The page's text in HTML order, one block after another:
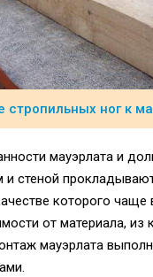
стропильных ног к
мауэрлата и
стеной
которого чаще
от материала, из
мауэрлата